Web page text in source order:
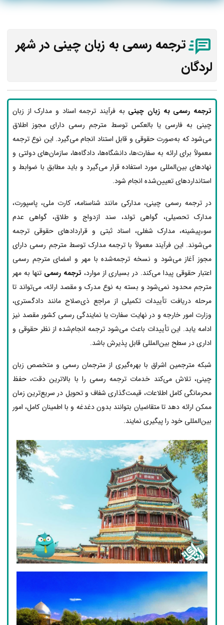
ترجمه رسمی به زبان چینی در شهر
لردگان
ترجمه رسمی به زبان چینی به فرآیند ترجمه اسناد و مدارک از زبان
چینی به فارسی یا بالعکس توسط مترجم رسمی دارای مجوز اطلاق
می‌شود که به‌صورت حقوقی و قابل استناد انجام می‌گیرد. این نوع ترجمه
معمولاً برای ارائه به سفارت‌ها، دانشگاه‌ها، دادگاه‌ها، سازمان‌های دولتی و
نهادهای بین‌المللی مورد استفاده قرار می‌گیرد و باید مطابق با ضوابط و
استانداردهای تعیین‌شده انجام شود.
در ترجمه رسمی چینی، مدارکی مانند شناسنامه، کارت ملی، پاسپورت،
مدارک تحصیلی، گواهی تولد، سند ازدواج و طلاق، گواهی عدم
سوءپیشینه، مدارک شغلی، اسناد ثبتی و قراردادهای حقوقی ترجمه
می‌شوند. این فرآیند معمولاً با ترجمه مدارک توسط مترجم رسمی دارای
مجوز آغاز می‌شود و نسخه ترجمه‌شده با مهر و امضای مترجم رسمی
اعتبار حقوقی پیدا می‌کند. در بسیاری از موارد، ترجمه رسمی تنها به مهر
مترجم محدود نمی‌شود و بسته به نوع مدرک و مقصد ارائه، می‌تواند تا
مرحله دریافت تأییدات تکمیلی از مراجع ذی‌صلاح مانند دادگستری،
وزارت امور خارجه و در نهایت سفارت یا نمایندگی رسمی کشور مقصد نیز
ادامه یابد. این تأییدات باعث می‌شود ترجمه انجام‌شده از نظر حقوقی و
اداری در سطح بین‌المللی قابل پذیرش باشد.
شبکه مترجمین اشراق با بهره‌گیری از مترجمان رسمی و متخصص زبان
چینی، تلاش می‌کند خدمات ترجمه رسمی را با بالاترین دقت، حفظ
محرمانگی کامل اطلاعات، قیمت‌گذاری شفاف و تحویل در سریع‌ترین زمان
ممکن ارائه دهد تا متقاضیان بتوانند بدون دغدغه و با اطمینان کامل، امور
بین‌المللی خود را پیگیری نمایند.